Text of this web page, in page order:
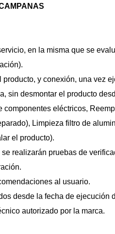
en la misma que se
y conexión, una vez
sin desmontar el producto
componentes eléctricos,
Limpieza filtro de
el producto).
realizarán pruebas de
al usuario.
desde la fecha de ejecución
autorizado por la marca.